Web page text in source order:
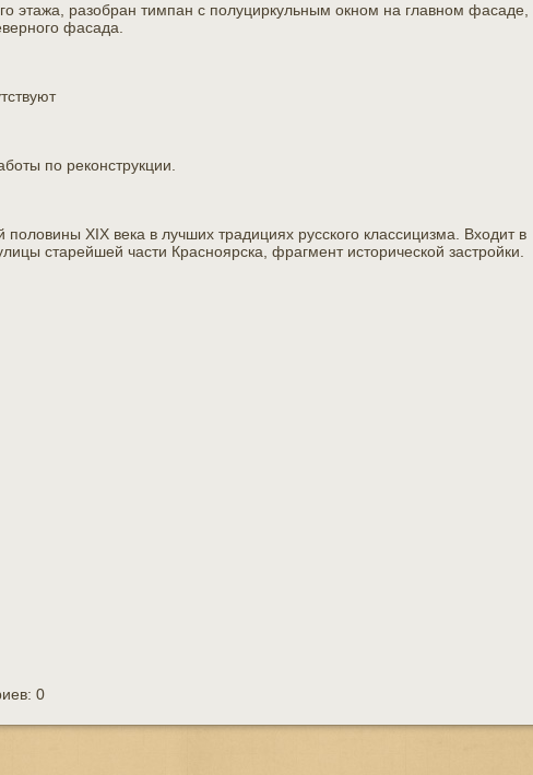
этажа, разобран тимпан с полуциркульным окном на главном фасаде,
фасада.
по реконструкции.
половины XIX века в лучших традициях русского классицизма. Входит в
старейшей части Красноярска, фрагмент исторической застройки.
0